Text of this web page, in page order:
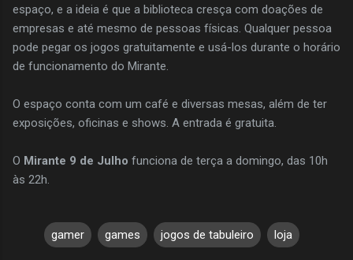
espaço, e a ideia é que a biblioteca cresça com doações de
empresas e até mesmo de pessoas físicas. Qualquer pessoa
pode pegar os jogos gratuitamente e usá-los durante o horário
de funcionamento do Mirante.
O espaço conta com um café e diversas mesas, além de ter
exposições, oficinas e shows. A entrada é gratuita.
O Mirante 9 de Julho funciona de terça a domingo, das 10h
às 22h.
gamer games jogos de tabuleiro loja